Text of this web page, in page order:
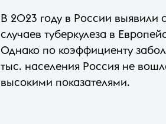
В 2023 году в России выявили
случаев туберкулеза в
Однако по коэффициенту
тыс. населения Россия не
высокими показателями.